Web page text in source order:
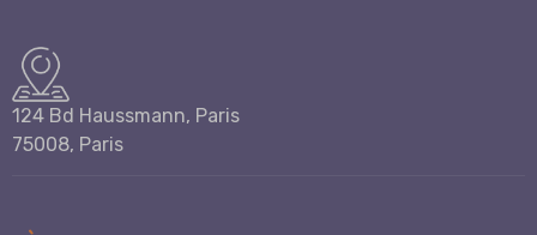
124 Bd Haussmann, Paris
75008, Paris